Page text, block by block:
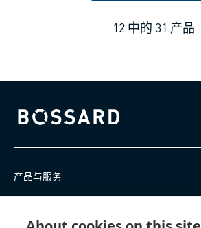
12 中的 31 产品
Bossard homepage
产品与服务